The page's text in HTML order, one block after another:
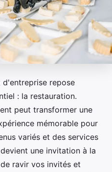
d'entreprise repose
: la restauration.
peut transformer une
mémorable pour
variés et des services
une invitation à la
ravir vos invités et